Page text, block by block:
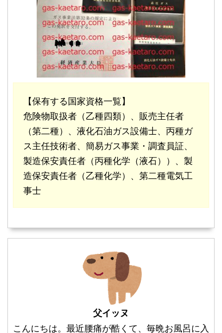
【保有する国家資格一覧】
危険物取扱者（乙種四類）、販売主任者
（第二種）、液化石油ガス設備士、丙種ガ
ス主任技術者、簡易ガス事業・調査員証、
製造保安責任者（丙種化学（液石））、製
造保安責任者（乙種化学）、第二種電気工
事士
父イッヌ
こんにちは。最近腰痛が酷くて、毎晩お風呂に入